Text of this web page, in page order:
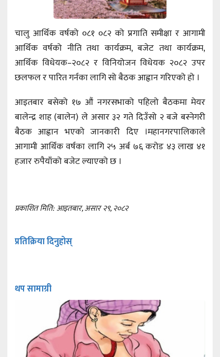
चालु आर्थिक वर्षको ०८१ ०८२ को प्रगाति समीक्षा र आगामी
आर्थिक वर्षको नीति तथा कार्यक्रम, बजेट तथा कार्यक्रम,
आर्थिक विधेयक–२०८२ र विनियोजन विधेयक २०८२ उपर
छलफल र पारित गर्नका लागि सो बैठक आह्वान गरिएको हो ।
आइतबार बसेको १७ औं नगरसभाको पहिलो बैठकमा मेयर
बालेन्द्र शाह (बालेन) ले असार ३२ गते दिउँसो २ बजे बस्नेगरी
बैठक आह्वान भएको जानकारी दिए ।महानगरपालिकाले
आगामी आर्थिक वर्षका लागि २५ अर्ब ७६ करोड ४३ लाख ४१
हजार रुपैयाँको बजेट ल्याएको छ ।
प्रकाशित मिति: आइतबार, असार २९, २०८२
प्रतिक्रिया दिनुहोस्
थप सामाग्री